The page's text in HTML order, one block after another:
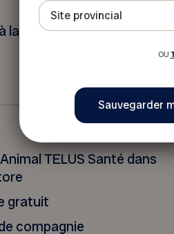
la litière
TELUS Santé dans
gratuit
compagnie
Site provincial
OU